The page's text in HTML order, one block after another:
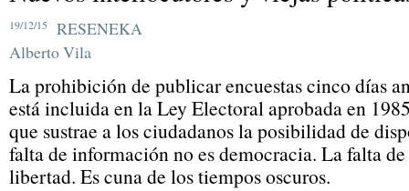
19/12/15
RESENEKA
Alberto Vila
La prohibición de publicar encuestas cinco días
está incluida en la Ley Electoral aprobada en
que sustrae a los ciudadanos la posibilidad de
falta de información no es democracia. La falta
libertad. Es cuna de los tiempos oscuros.